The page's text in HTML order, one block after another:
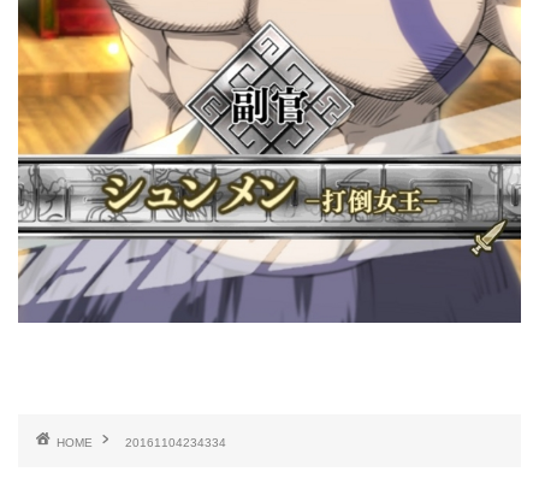
HOME 20161104234334